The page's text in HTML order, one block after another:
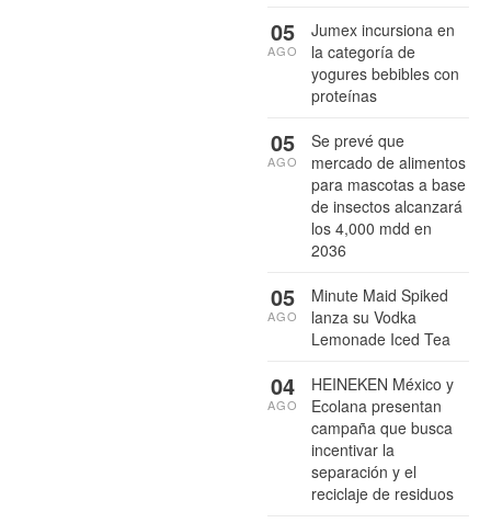
Jumex incursiona en
la categoría de
yogures bebibles con
proteínas
05
AGO
Se prevé que
mercado de alimentos
para mascotas a base
de insectos alcanzará
los 4,000 mdd en
2036
05
AGO
Minute Maid Spiked
lanza su Vodka
Lemonade Iced Tea
05
AGO
HEINEKEN México y
Ecolana presentan
campaña que busca
incentivar la
separación y el
reciclaje de residuos
04
AGO